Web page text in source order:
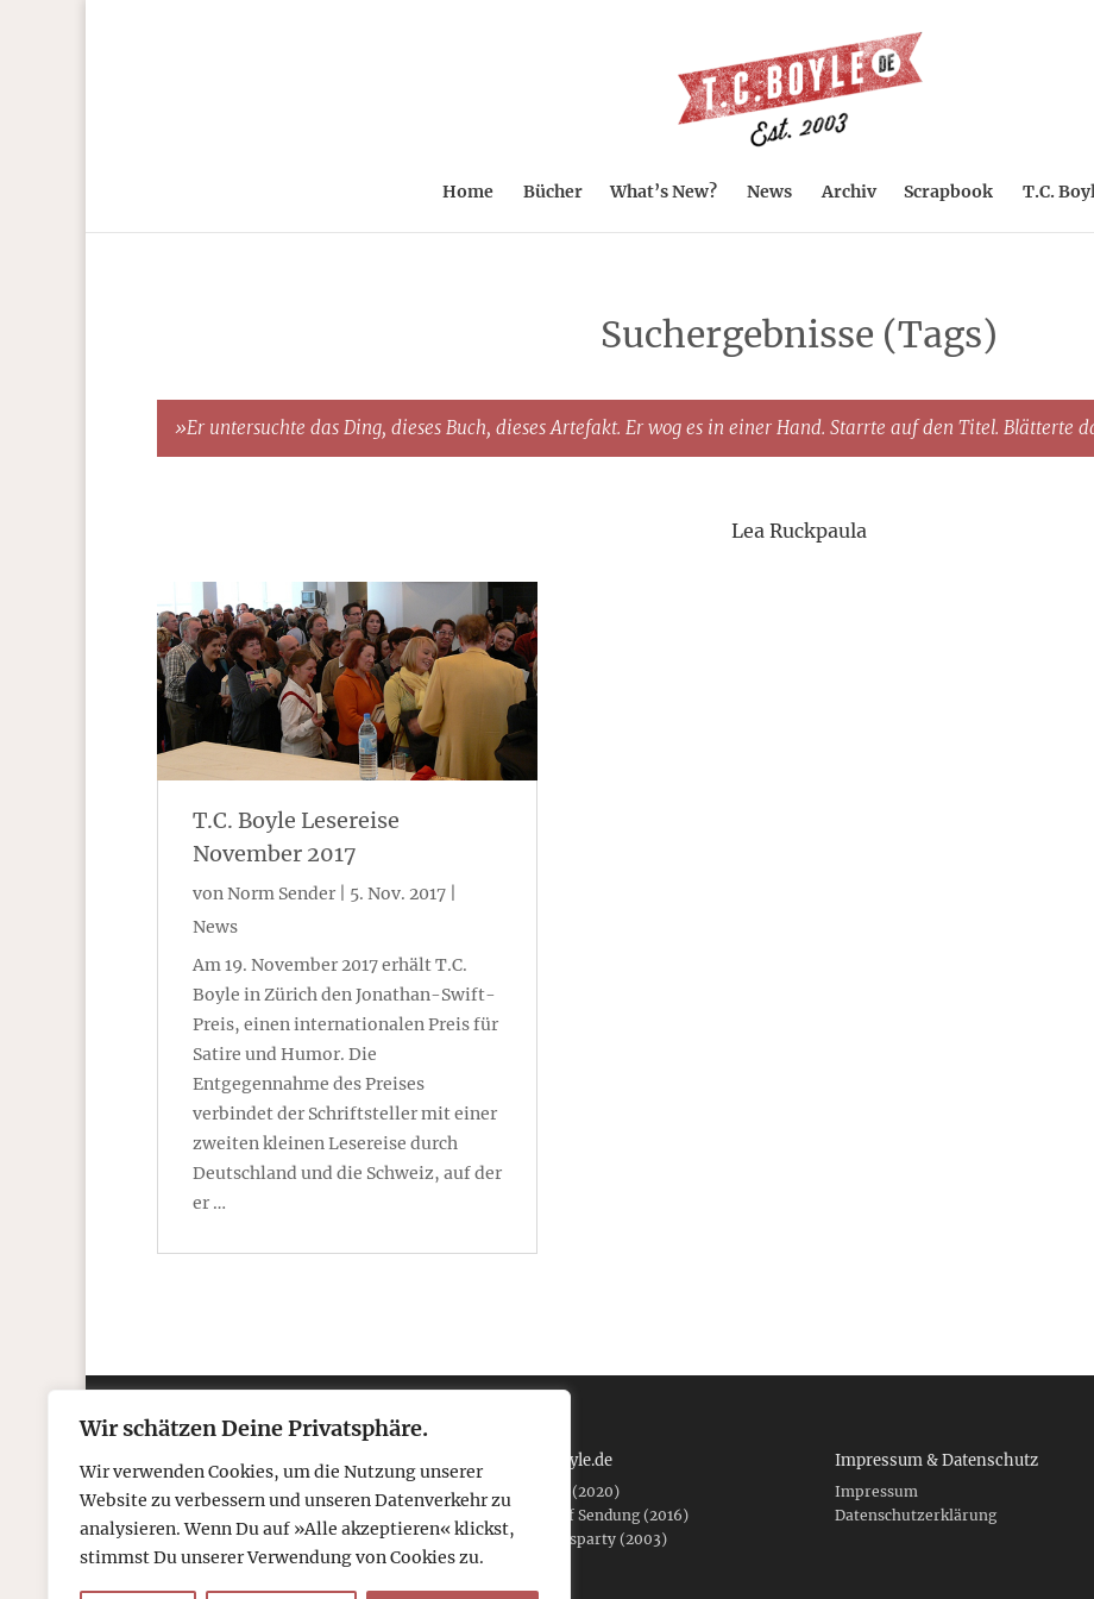
Wir schätzen Deine Privatsphäre.
Wir verwenden Cookies, um die Nutzung unserer
Website zu verbessern und unseren Datenverkehr zu
analysieren. Wenn Du auf »Alle akzeptieren« klickst,
stimmst Du unserer Verwendung von Cookies zu.
Home Bücher What’s New? News Archiv Scrapbook T.C.
Suchergebnisse (Tags)
»Er untersuchte das Ding, dieses Buch, dieses Artefakt. Er wog es in einer Hand. Starrte auf den Titel. Blätterte
Lea Ruckpaula
T.C. Boyle Lesereise
November 2017
vonNorm Sender 5. Nov. 2017
News
Am 19. November 2017 erhält T.C.
Boyle in Zürich den Jonathan-Swift-
Preis, einen internationalen Preis für
Satire und Humor. Die
Entgegennahme des Preises
verbindet der Schriftsteller mit einer
zweiten kleinen Lesereise durch
Deutschland und die Schweiz, auf der
er …
Kontakt
Telefon: 05306 912 418
Über tcboyle.de
Refreshed (2020)
Wieder auf Sendung (2016)
Eröffnungsparty (2003)
Impressum & Datenschutz
Impressum
Datenschutzerklärung